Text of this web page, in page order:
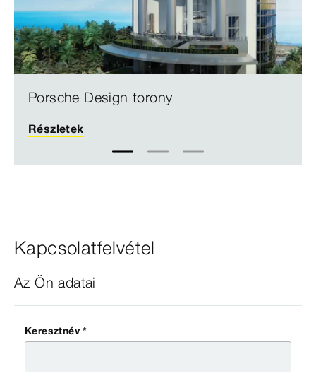
Porsche Design torony
Részletek
1
2 3
Kapcsolatfelvétel
Az Ön adatai
Keresztnév *